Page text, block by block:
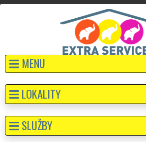
MENU
LOKALITY
SLUŽBY